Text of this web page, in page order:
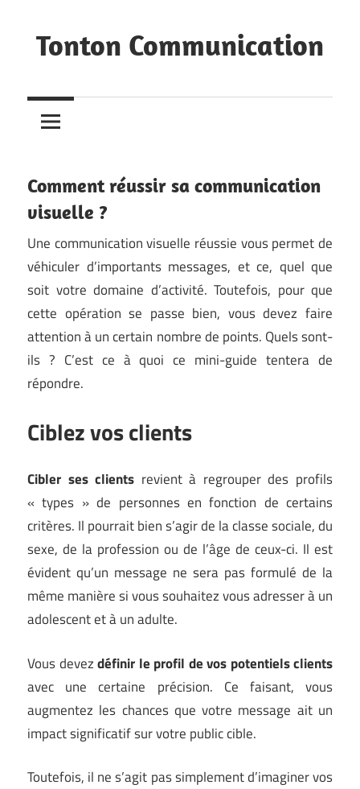
to
content
Tonton Communication
faire
Tonton
Comment réussir sa communication
visuelle ?
Une communication visuelle réussie vous permet de
véhiculer d’importants messages, et ce, quel que
soit votre domaine d’activité. Toutefois, pour que
cette opération se passe bien, vous devez faire
attention à un certain nombre de points. Quels sont-
ils ? C’est ce à quoi ce mini-guide tentera de
répondre.
Ciblez vos clients
Cibler ses clients revient à regrouper des profils
« types » de personnes en fonction de certains
critères. Il pourrait bien s’agir de la classe sociale, du
sexe, de la profession ou de l’âge de ceux-ci. Il est
évident qu’un message ne sera pas formulé de la
même manière si vous souhaitez vous adresser à un
adolescent et à un adulte.
Vous devezdéfinir le profil de vos potentiels clients
avec une certaine précision. Ce faisant, vous
augmentez les chances que votre message ait un
impact significatif sur votre public cible.
Toutefois, il ne s’agit pas simplement d’imaginer vos